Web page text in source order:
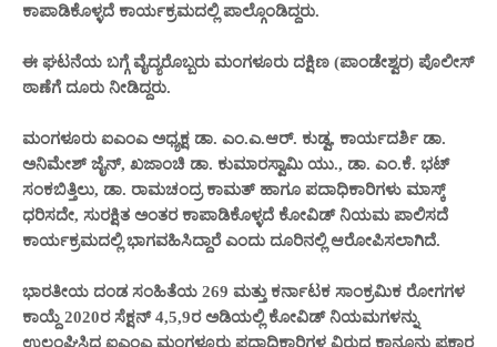
ಕಾಪಾಡಿಕೊಳ್ಳದೆ ಕಾರ್ಯಕ್ರಮದಲ್ಲಿ ಪಾಲ್ಗೊಂಡಿದ್ದರು.
ಈ ಘಟನೆಯ ಬಗ್ಗೆ ವೈದ್ಯರೊಬ್ಬರು ಮಂಗಳೂರು ದಕ್ಷಿಣ (ಪಾಂಡೇಶ್ವರ) ಪೊಲೀಸ್
ಠಾಣೆಗೆ ದೂರು ನೀಡಿದ್ದರು.
ಮಂಗಳೂರು ಐಎಂಎ ಅಧ್ಯಕ್ಷ ಡಾ. ಎಂ.ಎ.ಆರ್. ಕುಡ್ವ, ಕಾರ್ಯದರ್ಶಿ ಡಾ.
ಅನಿಮೇಶ್ ಜೈನ್, ಖಜಾಂಚಿ ಡಾ. ಕುಮಾರಸ್ವಾಮಿ ಯು., ಡಾ. ಎಂ.ಕೆ. ಭಟ್
ಸಂಕಬಿತ್ತಿಲು, ಡಾ. ರಾಮಚಂದ್ರ ಕಾಮತ್ ಹಾಗೂ ಪದಾಧಿಕಾರಿಗಳು ಮಾಸ್ಕ್
ಧರಿಸದೇ, ಸುರಕ್ಷಿತ ಅಂತರ ಕಾಪಾಡಿಕೊಳ್ಳದೆ ಕೋವಿಡ್ ನಿಯಮ ಪಾಲಿಸದೆ
ಕಾರ್ಯಕ್ರಮದಲ್ಲಿ ಭಾಗವಹಿಸಿದ್ದಾರೆ ಎಂದು ದೂರಿನಲ್ಲಿ ಆರೋಪಿಸಲಾಗಿದೆ.
ಭಾರತೀಯ ದಂಡ ಸಂಹಿತೆಯ 269 ಮತ್ತು ಕರ್ನಾಟಕ ಸಾಂಕ್ರಮಿಕ ರೋಗಗಳ
ಕಾಯ್ದೆ 2020ರ ಸೆಕ್ಷನ್ 4,5,9ರ ಅಡಿಯಲ್ಲಿ ಕೋವಿಡ್ ನಿಯಮಗಳನ್ನು
ಉಲ್ಲಂಘಿಸಿದ ಐಎಂಎ ಮಂಗಳೂರು ಪದಾಧಿಕಾರಿಗಳ ವಿರುದ್ಧ ಕಾನೂನು ಪ್ರಕಾರ